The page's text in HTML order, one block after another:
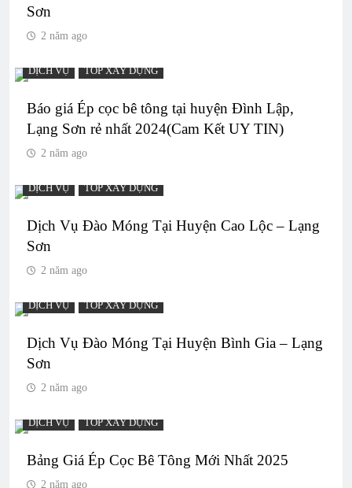
Sơn
2 năm ago
DỊCH VỤ TOP XÂY DỰNG
Báo giá Ép cọc bê tông tại huyện Đình Lập,
Lạng Sơn rẻ nhất 2024(Cam Kết UY TIN)
2 năm ago
DỊCH VỤ TOP XÂY DỰNG
Dịch Vụ Đào Móng Tại Huyện Cao Lộc – Lạng
Sơn
2 năm ago
DỊCH VỤ TOP XÂY DỰNG
Dịch Vụ Đào Móng Tại Huyện Bình Gia – Lạng
Sơn
2 năm ago
DỊCH VỤ TOP XÂY DỰNG
Bảng Giá Ép Cọc Bê Tông Mới Nhất 2025
2 năm ago